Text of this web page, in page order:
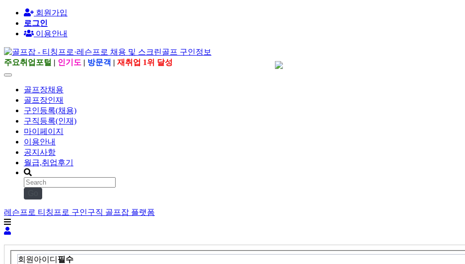
회원가입
로그인
이용안내
주요취업포털 | 인기도 | 방문객 | 재취업 1위 달성
골프장채용
골프장인재
구인등록(채용)
구직등록(인재)
마이페이지
이용안내
공지사항
월급,취업후기
레슨프로 티칭프로 구인구직 골프잡 플랫폼
회원아이디 필수